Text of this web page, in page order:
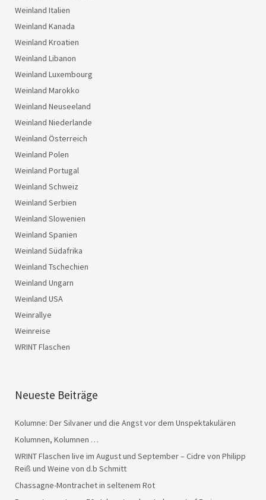
Weinland Italien
Weinland Kanada
Weinland Kroatien
Weinland Libanon
Weinland Luxembourg
Weinland Marokko
Weinland Neuseeland
Weinland Niederlande
Weinland Österreich
Weinland Polen
Weinland Portugal
Weinland Schweiz
Weinland Serbien
Weinland Slowenien
Weinland Spanien
Weinland Südafrika
Weinland Tschechien
Weinland Ungarn
Weinland USA
Weinrallye
Weinreise
WRINT Flaschen
Neueste Beiträge
Kolumne: Der Silvaner und die Angst vor dem Unspektakulären
Kolumnen, Kolumnen …
WRINT Flaschen live im August und September – Cidre von Philipp
Reiß und Weine von d.b Schmitt
Chassagne-Montrachet in seltenem Rot